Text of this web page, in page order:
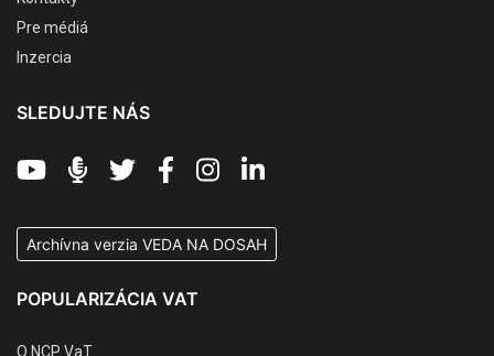
Pre médiá
Inzercia
SLEDUJTE NÁS
Archívna verzia VEDA NA DOSAH
POPULARIZÁCIA VAT
O NCP VaT